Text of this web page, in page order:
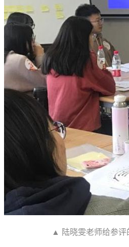
▲ 陆晓雯老师给参评